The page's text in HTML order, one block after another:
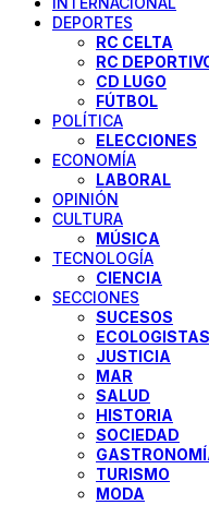
DEPORTES
RC CELTA
RC
CD LUGO
FÚTBOL
POLÍTICA
ELECCIONES
ECONOMÍA
LABORAL
OPINIÓN
CULTURA
MÚSICA
TECNOLOGÍA
CIENCIA
SECCIONES
SUCESOS
ECOLOGISTAS
JUSTICIA
MAR
SALUD
HISTORIA
SOCIEDAD
TURISMO
MODA